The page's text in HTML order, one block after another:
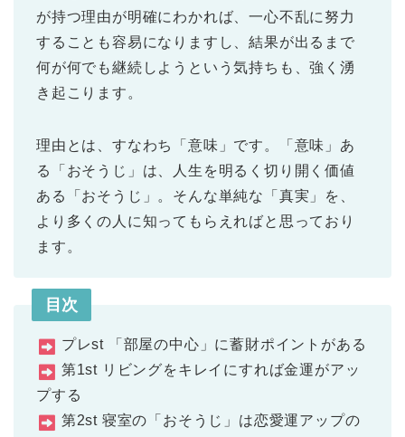
が持つ理由が明確にわかれば、一心不乱に努力
することも容易になりますし、結果が出るまで
何が何でも継続しようという気持ちも、強く湧
き起こります。
理由とは、すなわち「意味」です。「意味」あ
る「おそうじ」は、人生を明るく切り開く価値
ある「おそうじ」。そんな単純な「真実」を、
より多くの人に知ってもらえればと思っており
ます。
目次
プレst 「部屋の中心」に蓄財ポイントがある
第1st リビングをキレイにすれば金運がアッ
プする
第2st 寝室の「おそうじ」は恋愛運アップの